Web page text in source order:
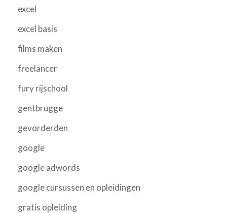
excel
excel basis
films maken
freelancer
fury rijschool
gentbrugge
gevorderden
google
google adwords
google cursussen en opleidingen
gratis opleiding